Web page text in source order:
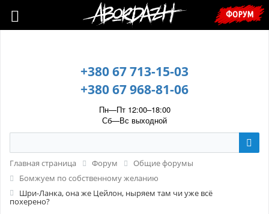
🇺🇦 У зв’язку з воєнним станом, прохання уточнювати ціну та
наявність у менеджера. 🇺🇦
+380 67 713-15-03
+380 67 968-81-06
Пн—Пт 12:00–18:00
Сб—Вс выходной
ФОРУМ
Главная страница Форум
Общие форумы
Бомжуем по собственному желанию
Шри-Ланка, она же Цейлон, ныряем там чи уже всё
похерено?